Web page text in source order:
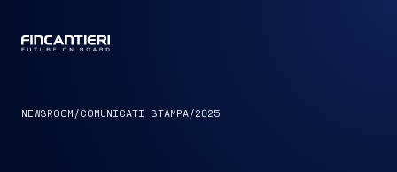
NEWSROOM /COMUNICATI STAMPA/2025